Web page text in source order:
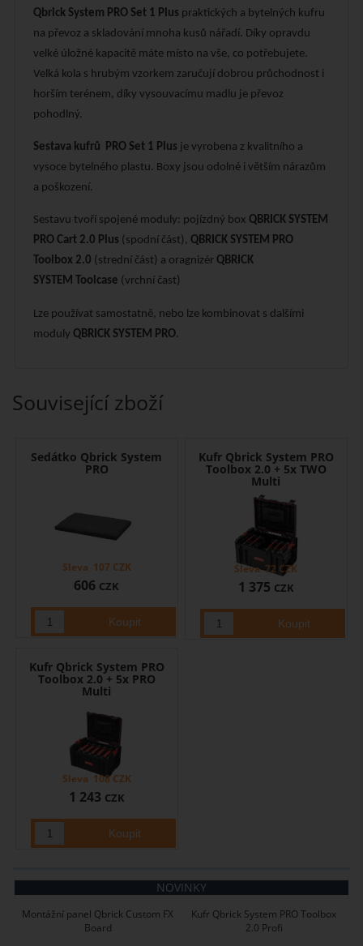
Qbrick System PRO Set 1 Plus praktických a bytelných kufru
na převoz a skladování mnoha kusů nářadí. Díky opravdu
velké úložné kapacitě máte místo na vše, co potřebujete.
Velká kola s hrubým vzorkem zaručují dobrou průchodnost i
horším terénem, díky vysouvacímu madlu je převoz
pohodlný.
Sestava kufrů PRO Set 1 Plus je vyrobena z kvalitního a
vysoce bytelného plastu. Boxy jsou odolné i větším nárazům
a poškození.
Sestavu tvoří spojené moduly: pojízdný box QBRICK SYSTEM
PRO Cart 2.0 Plus (spodní část), QBRICK SYSTEM PRO
Toolbox 2.0 (strední část) a oragnizér QBRICK
SYSTEM Toolcase (vrchní čast)
Lze používat samostatně, nebo lze kombinovat s dalšími
moduly QBRICK SYSTEM PRO.
Související zboží
Sedátko Qbrick System
PRO
606 CZK
Sleva 107 CZK
Kufr Qbrick System PRO
Toolbox 2.0 + 5x TWO
Multi
1 375 CZK
Sleva 72 CZK
Kufr Qbrick System PRO
Toolbox 2.0 + 5x PRO
Multi
1 243 CZK
Sleva 108CZK
NOVINKY
Montážní panel Qbrick Custom FX
Board
Kufr Qbrick System PRO Toolbox
2.0 Profi